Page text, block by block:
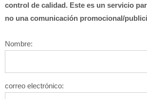
control de calidad. Este es un servicio
no una comunicación promocional/
Nombre:
correo electrónico: